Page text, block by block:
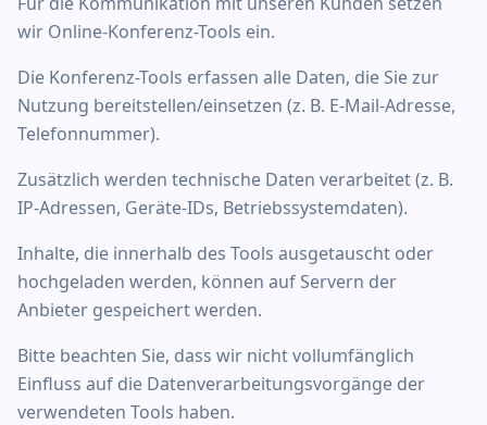
wir Online-Konferenz-Tools ein.
Die Konferenz-Tools erfassen alle Daten, die Sie zur
Nutzung bereitstellen/einsetzen (z. B. E-Mail-Adresse,
Telefonnummer).
Zusätzlich werden technische Daten verarbeitet (z. B.
IP-Adressen, Geräte-IDs, Betriebssystemdaten).
Inhalte, die innerhalb des Tools ausgetauscht oder
hochgeladen werden, können auf Servern der
Anbieter gespeichert werden.
Bitte beachten Sie, dass wir nicht vollumfänglich
Einfluss auf die Datenverarbeitungsvorgänge der
verwendeten Tools haben.